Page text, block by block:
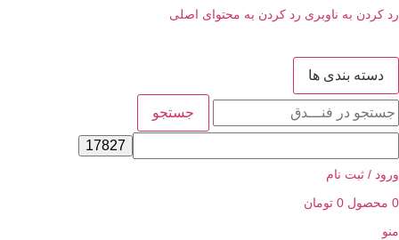
به ناوبری رد کردن به محتوای اصلی
بندی ها
جستجو
نام
0 تومان